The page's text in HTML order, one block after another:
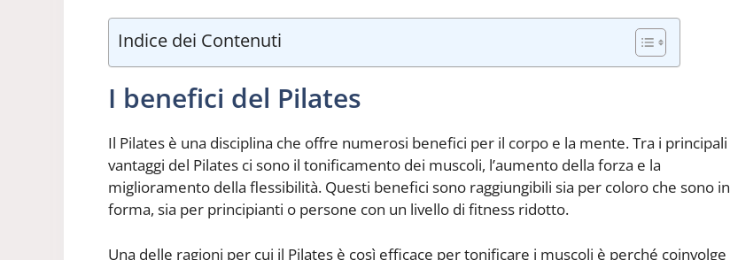
Indice dei Contenuti
I benefici del Pilates
Il Pilates è una disciplina che offre numerosi benefici per il corpo e la mente. Tra i principali
vantaggi del Pilates ci sono il tonificamento dei muscoli, l’aumento della forza e la
miglioramento della flessibilità. Questi benefici sono raggiungibili sia per coloro che sono in
forma, sia per principianti o persone con un livello di fitness ridotto.
Una delle ragioni per cui il Pilates è così efficace per tonificare i muscoli è perché coinvolge